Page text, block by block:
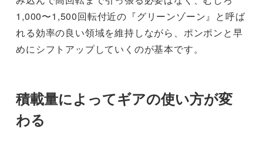
1,000〜1,500回転付近の『グリーンゾーン』と呼ば
れる効率の良い領域を維持しながら、ポンポンと早
めにシフトアップしていくのが基本です。
積載量によってギアの使い方が変
わる